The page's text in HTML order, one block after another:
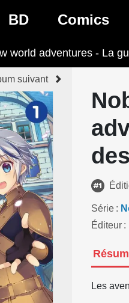
BD
Nouveautés BD
Prochaines sorties BD
Genres BD
Comics
Nouveautés
Genres
world adventures - La
suivant
Série
Éditeur
Les